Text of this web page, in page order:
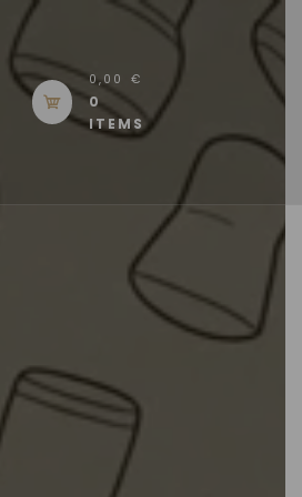
0,00 €
0
ITEMS